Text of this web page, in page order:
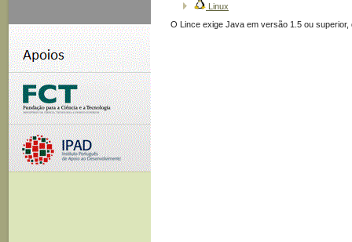
Linux
O Lince exige Java em versão 1.5 ou